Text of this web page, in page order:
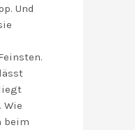
Und
Wie
beim